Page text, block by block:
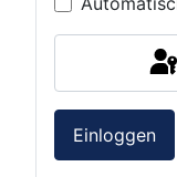
Einloggen